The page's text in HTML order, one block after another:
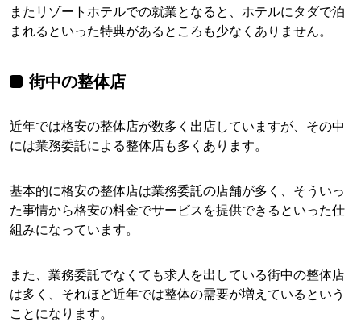
またリゾートホテルでの就業となると、ホテルにタダで泊
まれるといった特典があるところも少なくありません。
街中の整体店
近年では格安の整体店が数多く出店していますが、その中
には業務委託による整体店も多くあります。
基本的に格安の整体店は業務委託の店舗が多く、そういっ
た事情から格安の料金でサービスを提供できるといった仕
組みになっています。
また、業務委託でなくても求人を出している街中の整体店
は多く、それほど近年では整体の需要が増えているという
ことになります。